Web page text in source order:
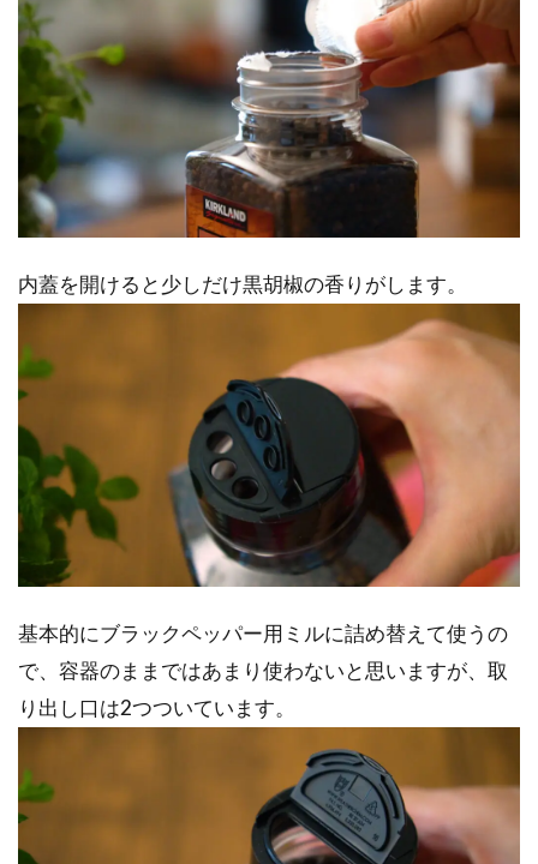
内蓋を開けると少しだけ黒胡椒の香りがします。
基本的にブラックペッパー用ミルに詰め替えて使うの
で、容器のままではあまり使わないと思いますが、取
り出し口は2つついています。